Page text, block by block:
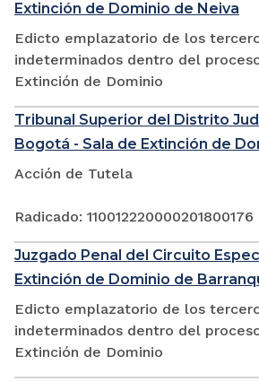
Extinción de Dominio de Neiva
Edicto emplazatorio de los
indeterminados dentro del
Extinción de Dominio
Tribunal Superior del Distrito
Bogotá - Sala de Extinción de
Acción de Tutela
Radicado: 110012220000201800176
Juzgado Penal del Circuito
Extinción de Dominio de
Edicto emplazatorio de los
indeterminados dentro del
Extinción de Dominio